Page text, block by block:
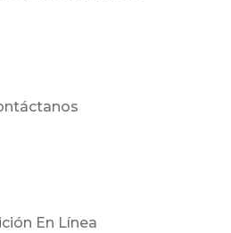
En Línea